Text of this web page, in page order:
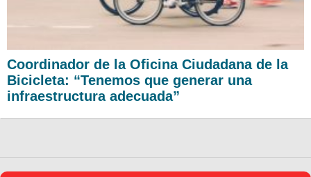
Coordinador de la Oficina Ciudadana de la
Bicicleta: “Tenemos que generar una
infraestructura adecuada”